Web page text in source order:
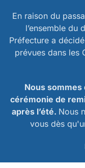
En raison du
l’ensemble du
Préfecture a
prévues dans les
Nous
cérémonie de
après l’été. Nous
vous dès